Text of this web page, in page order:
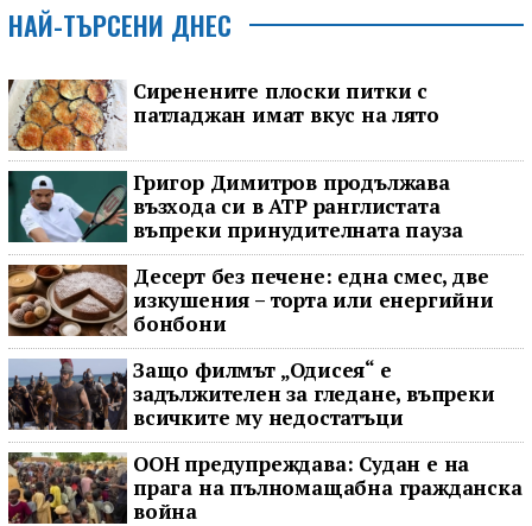
НАЙ-ТЪРСЕНИ ДНЕС
Сиренените плоски питки с
патладжан имат вкус на лято
Григор Димитров продължава
възхода си в ATP ранглистата
въпреки принудителната пауза
Десерт без печене: една смес, две
изкушения – торта или енергийни
бонбони
Защо филмът „Одисея“ е
задължителен за гледане, въпреки
всичките му недостатъци
ООН предупреждава: Судан е на
прага на пълномащабна гражданска
война